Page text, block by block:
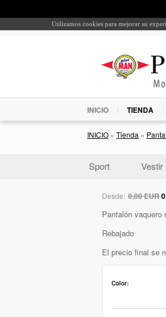
Utilizamos cookies para mejorar su
INICIO TIENDA
INICIO » Tienda »
Sport Vestir
Desde: 0,00 EUR
Pantalón vaquero
Rebajado
El precio final se
Color: